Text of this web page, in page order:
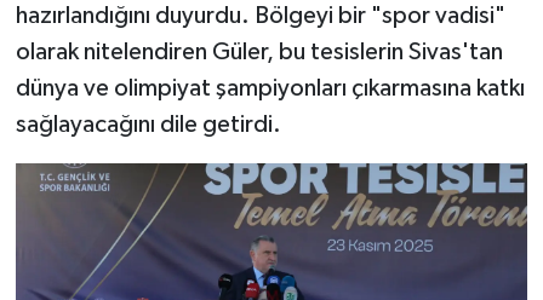
hazırlandığını duyurdu. Bölgeyi bir "spor vadisi"
olarak nitelendiren Güler, bu tesislerin Sivas'tan
dünya ve olimpiyat şampiyonları çıkarmasına katkı
sağlayacağını dile getirdi.